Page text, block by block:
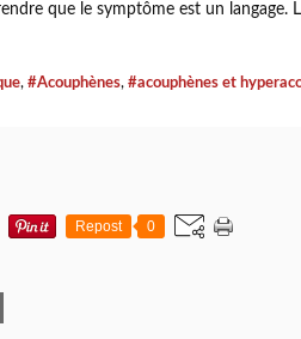
que le symptôme est un langage.
, #Acouphènes, #acouphènes et
Repost 0